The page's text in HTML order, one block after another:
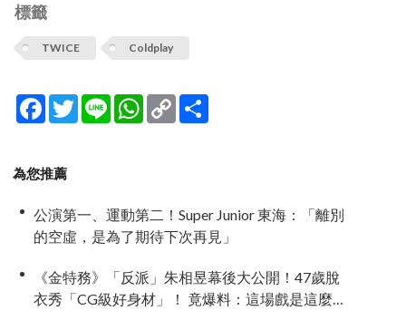
標籤
TWICE Coldplay
Facebook
TwitterLine WhatsApp
Copy
Link
為您推薦
公演第一、運動第二！Super Junior 東海：「離別
的空虛，是為了期待下次再見」
《金特務》「反派」朱相昱幕後大公開！47歲脫
衣秀「CG級好身材」！ 竟爆料：這場戲是這麼拍